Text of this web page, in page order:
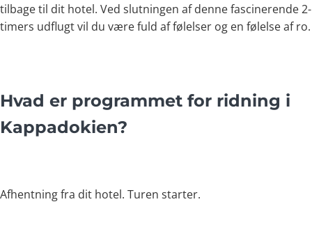
tilbage til dit hotel. Ved slutningen af denne fascinerende 2-
timers udflugt vil du være fuld af følelser og en følelse af ro.
Hvad er programmet for ridning i
Kappadokien?
Afhentning fra dit hotel. Turen starter.